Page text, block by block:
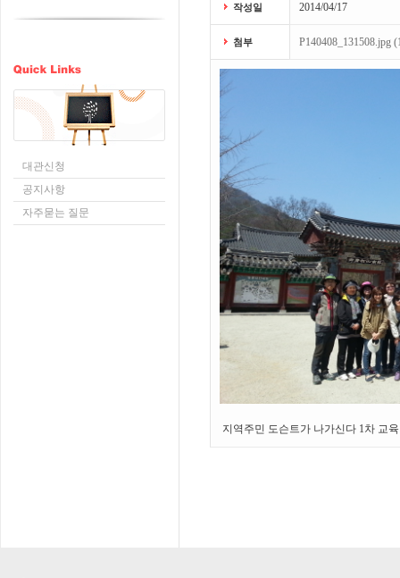
대관신청
공지사항
자주묻는 질문
작성일 2014/04/17
첨부 P140408_131508.jpg
지역주민 도슨트가 나가신다 1차 교